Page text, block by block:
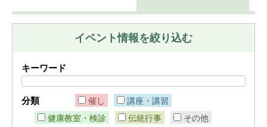
イベント情報を絞り込む
キーワード
分類 催し
講座・講習
健康教室・検診
伝統行事 その他